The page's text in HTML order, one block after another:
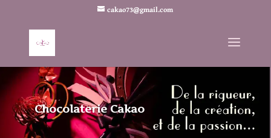
cakao73@gmail.com
Chocolaterie Cakao